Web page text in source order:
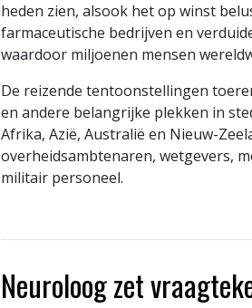
heden zien, alsook het op winst
farmaceutische bedrijven en
waardoor miljoenen mensen
De reizende tentoonstellingen
en andere belangrijke plekken in
Afrika, Azië, Australië en Nieuw-
overheidsambtenaren, wetgevers,
militair personeel.
Neuroloog zet